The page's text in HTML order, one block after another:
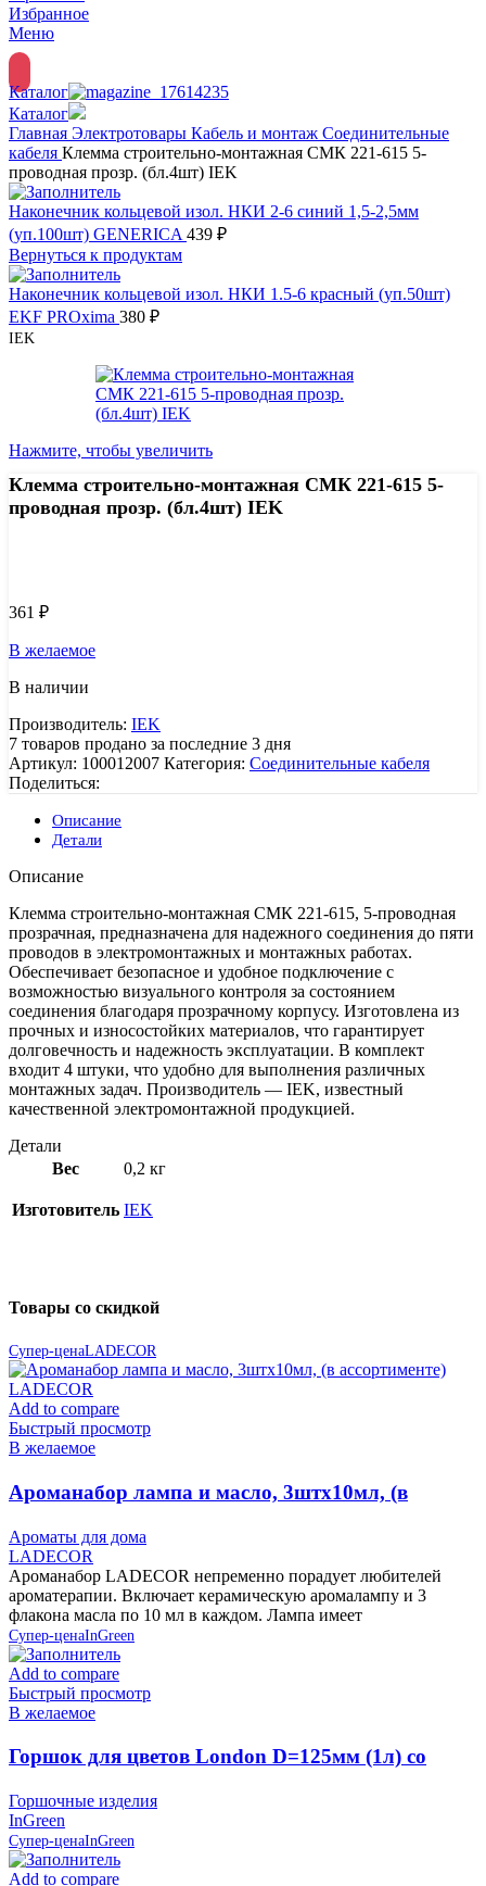
Избранное
Меню
Каталог
Каталог
Главная Электротовары Кабель и монтаж Соединительные
кабеля Клемма строительно-монтажная СМК 221-615 5-
проводная прозр. (бл.4шт) IEK
Наконечник кольцевой изол. НКИ 2-6 синий 1,5-2,5мм
(уп.100шт) GENERICA439 ₽
Вернуться к продуктам
Наконечник кольцевой изол. НКИ 1.5-6 красный (уп.50шт)
EKF PROxima 380 ₽
IEK
Нажмите, чтобы увеличить
Клемма строительно-монтажная СМК 221-615 5-
проводная прозр. (бл.4шт) IEK
361 ₽
В желаемое
В наличии
Производитель: IEK
7 товаров продано за последние 3 дня
Артикул: 100012007 Категория: Соединительные кабеля
Поделиться:
Описание
Детали
Описание
Клемма строительно-монтажная СМК 221-615, 5-проводная
прозрачная, предназначена для надежного соединения до пяти
проводов в электромонтажных и монтажных работах.
Обеспечивает безопасное и удобное подключение с
возможностью визуального контроля за состоянием
соединения благодаря прозрачному корпусу. Изготовлена из
прочных и износостойких материалов, что гарантирует
долговечность и надежность эксплуатации. В комплект
входит 4 штуки, что удобно для выполнения различных
монтажных задач. Производитель — IEK, известный
качественной электромонтажной продукцией.
Детали
Вес
0,2 кг
Изготовитель IEK
Товары со скидкой
Супер-ценаLADECOR
Add to compare
Быстрый просмотр
В желаемое
Ароманабор лампа и масло, 3штx10мл, (в
Ароматы для дома
LADECOR
Ароманабор LADECOR непременно порадует любителей
ароматерапии. Включает керамическую аромалампу и 3
флакона масла по 10 мл в каждом. Лампа имеет
Супер-ценаInGreen
Add to compare
Быстрый просмотр
В желаемое
Горшок для цветов London D=125мм (1л) со
Горшочные изделия
InGreen
Супер-ценаInGreen
Add to compare